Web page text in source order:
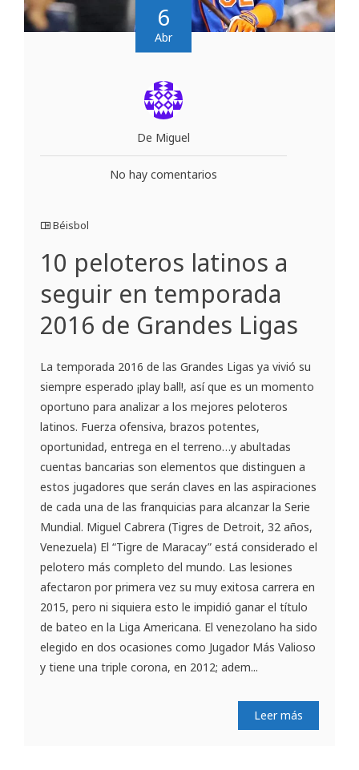
6
Abr
De Miguel
No hay comentarios
Béisbol
10 peloteros latinos a
seguir en temporada
2016 de Grandes Ligas
La temporada 2016 de las Grandes Ligas ya vivió su
siempre esperado ¡play ball!, así que es un momento
oportuno para analizar a los mejores peloteros
latinos. Fuerza ofensiva, brazos potentes,
oportunidad, entrega en el terreno…y abultadas
cuentas bancarias son elementos que distinguen a
estos jugadores que serán claves en las aspiraciones
de cada una de las franquicias para alcanzar la Serie
Mundial. Miguel Cabrera (Tigres de Detroit, 32 años,
Venezuela) El “Tigre de Maracay” está considerado el
pelotero más completo del mundo. Las lesiones
afectaron por primera vez su muy exitosa carrera en
2015, pero ni siquiera esto le impidió ganar el título
de bateo en la Liga Americana. El venezolano ha sido
elegido en dos ocasiones como Jugador Más Valioso
y tiene una triple corona, en 2012; adem...
Leer más